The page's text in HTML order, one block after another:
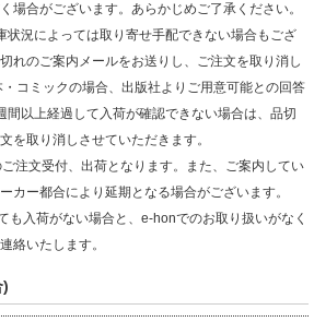
場合がございます。あらかじめご了承ください。
況によっては取り寄せ手配できない場合もござ
れのご案内メールをお送りし、ご注文を取り消し
コミックの場合、出版社よりご用意可能との回答
間以上経過して入荷が確認できない場合は、品切
を取り消しさせていただきます。
注文受付、出荷となります。また、ご案内してい
カー都合により延期となる場合がございます。
入荷がない場合と、e-honでのお取り扱いがなく
絡いたします。
)